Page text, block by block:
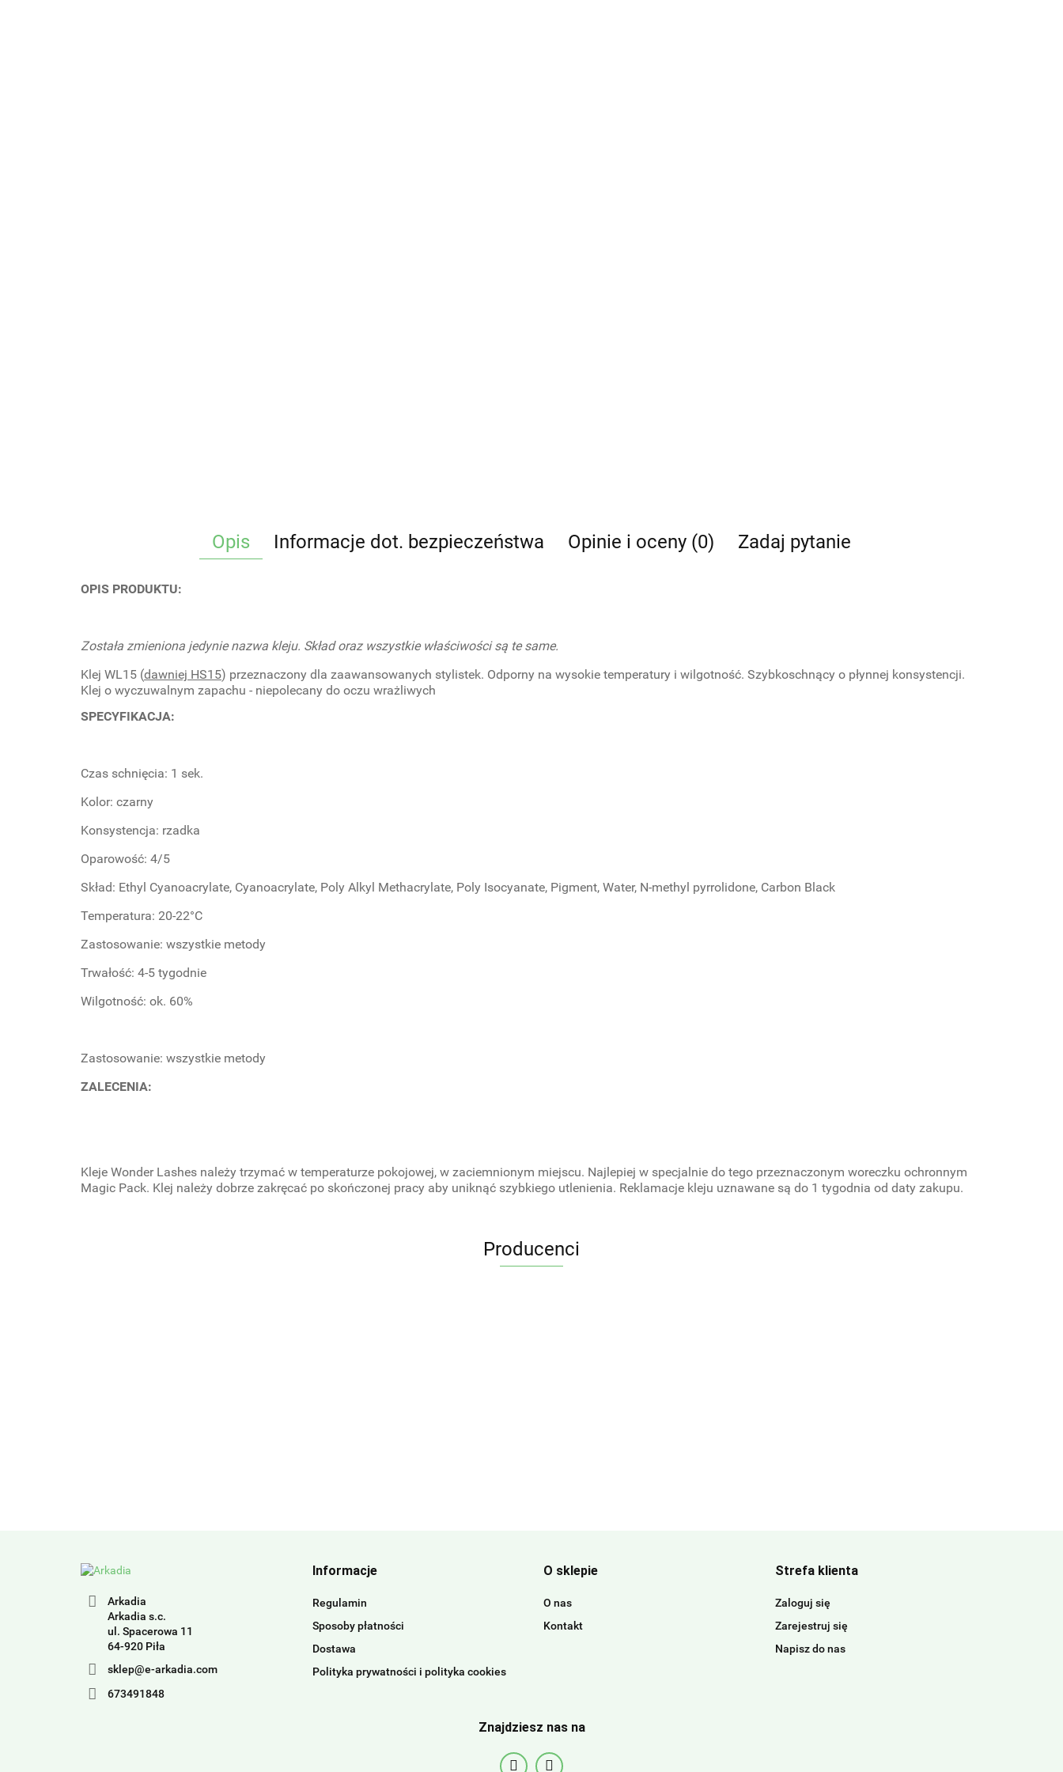
Opis Informacje dot. bezpieczeństwa Opinie i oceny (0) Zadaj pytanie
OPIS PRODUKTU:
Została zmieniona jedynie nazwa kleju. Skład oraz wszystkie właściwości są te same.
Klej WL15 (dawniej HS15) przeznaczony dla zaawansowanych stylistek. Odporny na wysokie temperatury i wilgotność. Szybkoschnący o płynnej konsystencji.
Klej o wyczuwalnym zapachu - niepolecany do oczu wrażliwych
SPECYFIKACJA:
Czas schnięcia: 1 sek.
Kolor: czarny
Konsystencja: rzadka
Oparowość: 4/5
Skład: Ethyl Cyanoacrylate, Cyanoacrylate, Poly Alkyl Methacrylate, Poly Isocyanate, Pigment, Water, N-methyl pyrrolidone, Carbon Black
Temperatura: 20-22°C
Zastosowanie: wszystkie metody
Trwałość: 4-5 tygodnie
Wilgotność: ok. 60%
Zastosowanie: wszystkie metody
ZALECENIA:
Kleje Wonder Lashes należy trzymać w temperaturze pokojowej, w zaciemnionym miejscu. Najlepiej w specjalnie do tego przeznaczonym woreczku ochronnym
Magic Pack. Klej należy dobrze zakręcać po skończonej pracy aby uniknąć szybkiego utlenienia. Reklamacje kleju uznawane są do 1 tygodnia od daty zakupu.
Producenci
Arkadia
Arkadia s.c.
ul. Spacerowa 11
64-920 Piła
sklep@e-arkadia.com
673491848
Informacje
Regulamin
Sposoby płatności
Dostawa
Polityka prywatności i polityka cookies
O sklepie
O nas
Kontakt
Strefa klienta
Zaloguj się
Zarejestruj się
Napisz do nas
Znajdziesz nas na